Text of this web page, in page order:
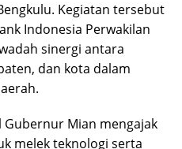
Kegiatan tersebut
Indonesia Perwakilan
sinergi antara
dan kota dalam
Gubernur Mian mengajak
melek teknologi serta